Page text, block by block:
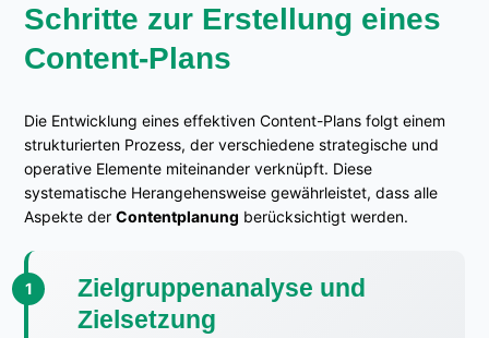
Schritte zur Erstellung eines
Content-Plans
Die Entwicklung eines effektiven Content-Plans folgt einem
strukturierten Prozess, der verschiedene strategische und
operative Elemente miteinander verknüpft. Diese
systematische Herangehensweise gewährleistet, dass alle
Aspekte derContentplanung berücksichtigt werden.
Zielgruppenanalyse und
Zielsetzung